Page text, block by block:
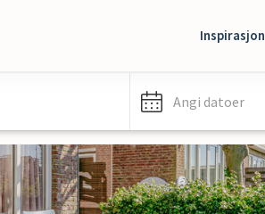
Inspirasjon
Angi datoer